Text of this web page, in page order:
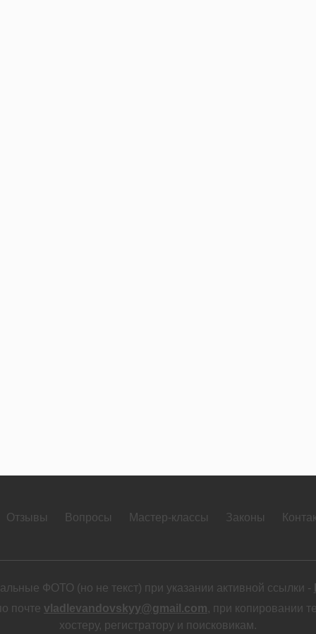
Отзывы Вопросы Мастер-классы Законы
ФОТО (но не текст) при указании активной ссылки -
почте vladlevandovskyy@gmail.com, при копировании
хостеру, регистратору и поисковикам.